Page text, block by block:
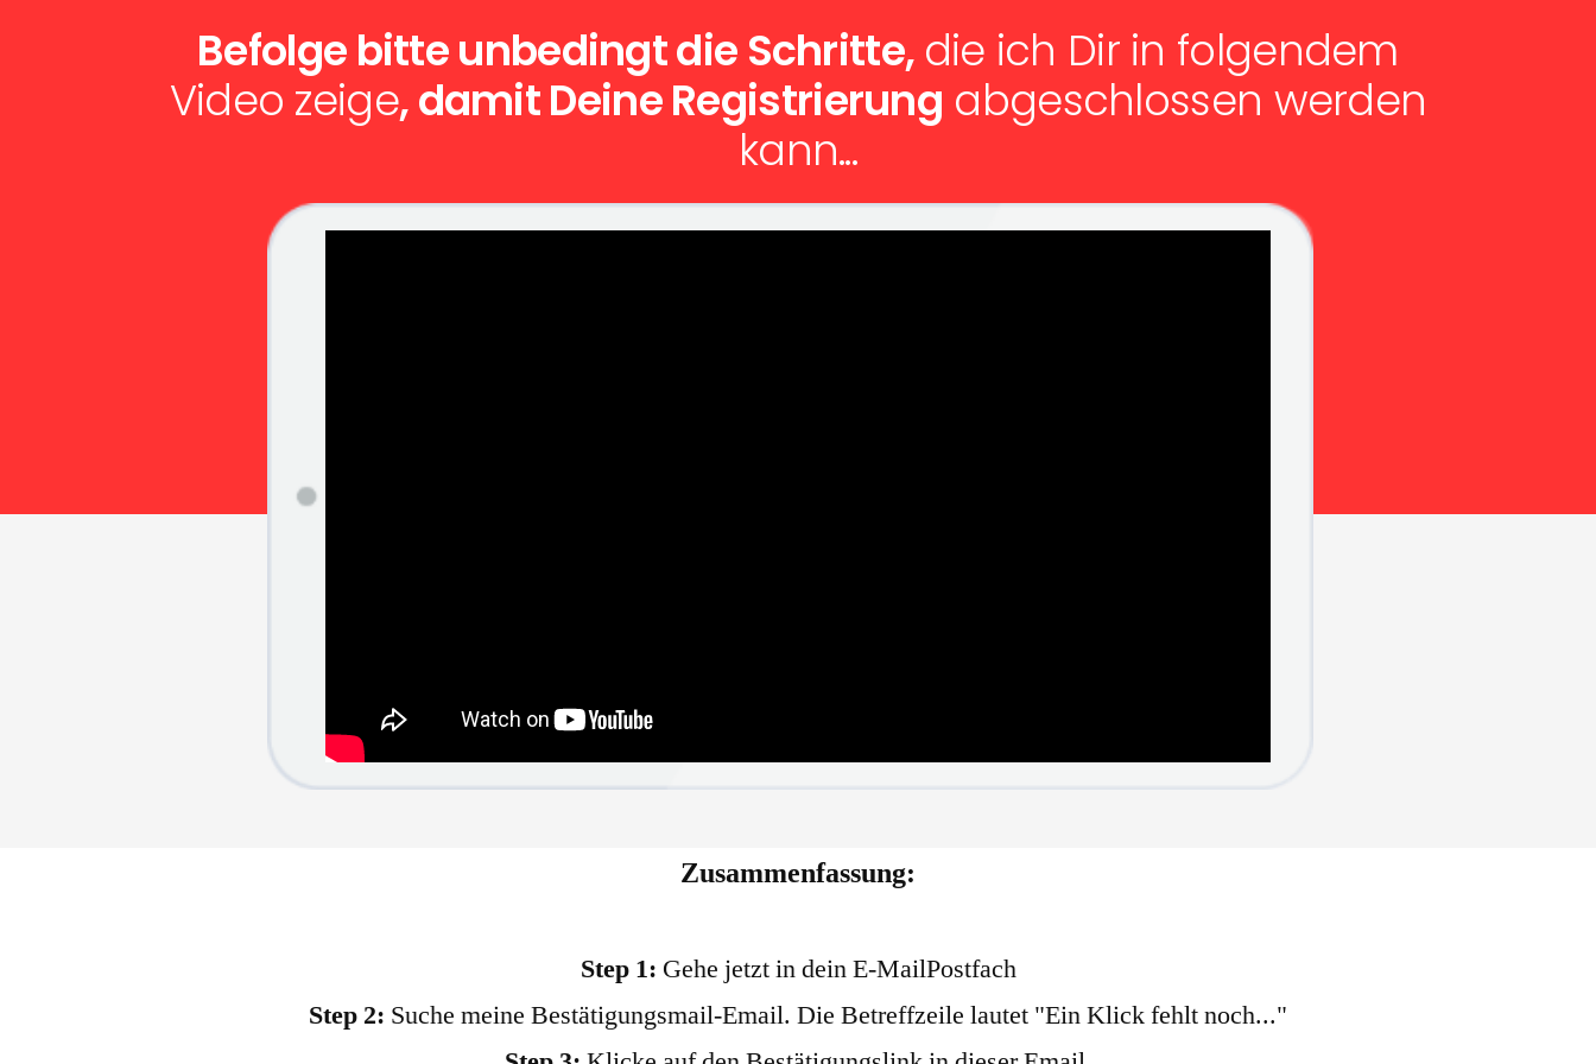
Befolge bitte unbedingt die Schritte, die ich Dir in folgendem
Video zeige, damit Deine Registrierung abgeschlossen werden
kann...
Zusammenfassung:
Step 1: Gehe jetzt in dein E-MailPostfach
Step 2: Suche meine Bestätigungsmail-Email. Die Betreffzeile lautet "Ein Klick fehlt noch..."